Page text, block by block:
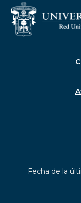
Fecha de la